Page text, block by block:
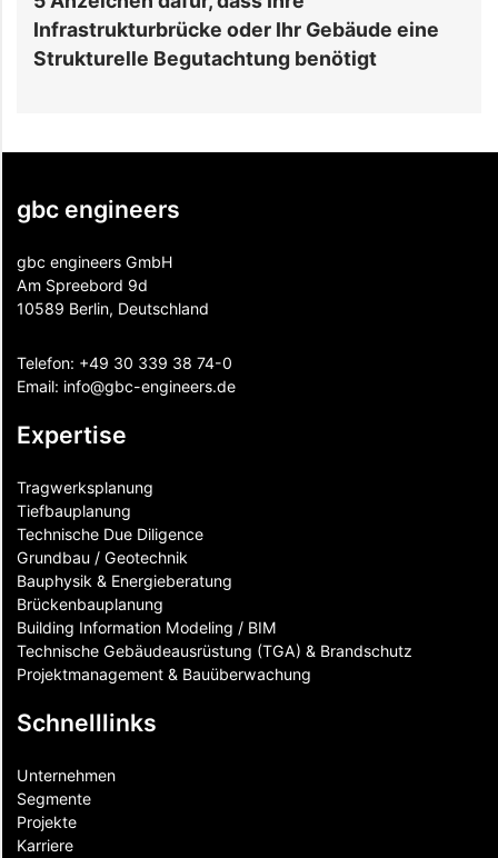
Infrastrukturbrücke oder Ihr Gebäude eine
Strukturelle Begutachtung benötigt
gbc engineers
gbc engineers GmbH
Am Spreebord 9d
10589 Berlin, Deutschland
Telefon: +49 30 339 38 74-0
Email: info@gbc-engineers.de
Expertise
Tragwerksplanung
Tiefbauplanung
Technische Due Diligence
Grundbau / Geotechnik
Bauphysik & Energieberatung
Brückenbauplanung
Building Information Modeling / BIM
Technische Gebäudeausrüstung (TGA) & Brandschutz
Projektmanagement & Bauüberwachung
Schnelllinks
Unternehmen
Segmente
Projekte
Karriere